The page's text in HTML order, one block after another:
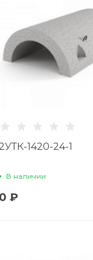
2УТК-1420-24-1
В наличии
0 ₽